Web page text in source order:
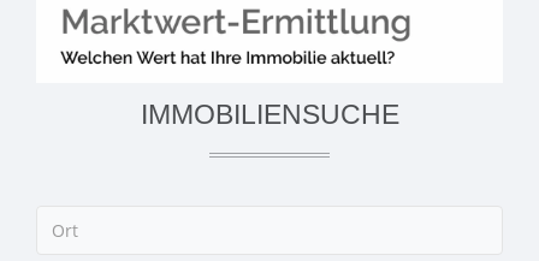
IMMOBILIENSUCHE